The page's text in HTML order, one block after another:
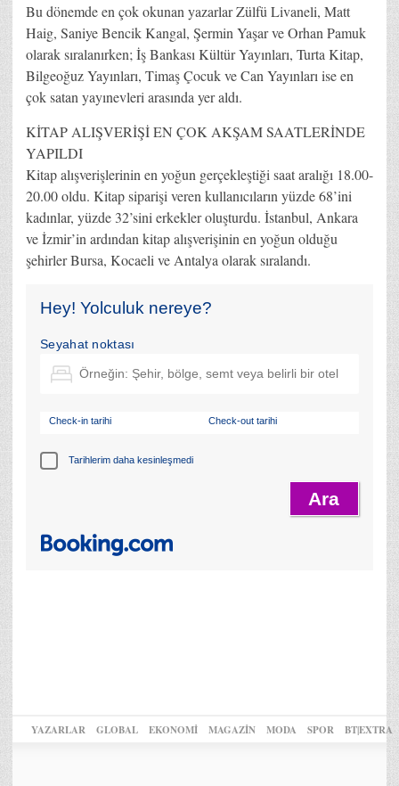
Bu dönemde en çok okunan yazarlar Zülfü Livaneli, Matt
Haig, Saniye Bencik Kangal, Şermin Yaşar ve Orhan Pamuk
olarak sıralanırken; İş Bankası Kültür Yayınları, Turta Kitap,
Bilgeoğuz Yayınları, Timaş Çocuk ve Can Yayınları ise en
çok satan yayınevleri arasında yer aldı.
KİTAP ALIŞVERİŞİ EN ÇOK AKŞAM SAATLERİNDE
YAPILDI
Kitap alışverişlerinin en yoğun gerçekleştiği saat aralığı 18.00-
20.00 oldu. Kitap siparişi veren kullanıcıların yüzde 68’ini
kadınlar, yüzde 32’sini erkekler oluşturdu. İstanbul, Ankara
ve İzmir’in ardından kitap alışverişinin en yoğun olduğu
şehirler Bursa, Kocaeli ve Antalya olarak sıralandı.
Hey! Yolculuk nereye?
Seyahat noktası
Check-in tarihi Check-out tarihi
Tarihlerim daha kesinleşmedi
YAZARLAR GLOBAL EKONOMİ MAGAZİN MODA SPOR BT|EXTRA